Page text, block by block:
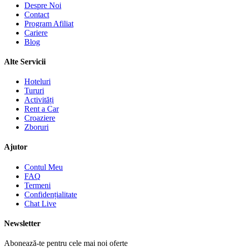
Despre Noi
Contact
Program Afiliat
Cariere
Blog
Alte Servicii
Hoteluri
Tururi
Activități
Rent a Car
Croaziere
Zboruri
Ajutor
Contul Meu
FAQ
Termeni
Confidențialitate
Chat Live
Newsletter
Abonează-te pentru cele mai noi oferte